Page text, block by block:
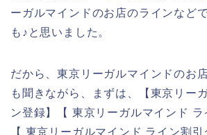
ーガルマインドのお店のラインなど
も♪と思いました。
だから、東京リーガルマインドのお
も聞きながら、まずは、【東京リー
ン登録】【 東京リーガルマインド ラ
【 東京リーガルマインド ライン割